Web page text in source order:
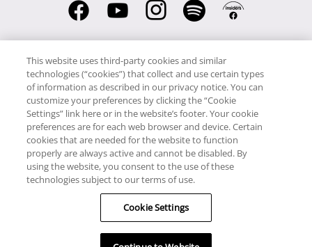
01 41 91 96 52
RCI:
044 800 9108 (Suisse)
RCI Voyages:
01 41 91 96 53
Copyright © RCI Europe. Tous droits réservés. Ce site Web est
possédé, contrôlé et géré par RCI Europe, The Business Exchange,
Rockingham Road, Kettering, Northants, NN16 8JX, Royaume-Uni.
Numéro d'immatriculation : 1148410
This website uses third-party cookies and similar
technologies (“cookies”) that collect and use certain types
of information as described in our privacy notice. You can
customize your preferences by clicking the “Cookie
Settings” link here or in the website’s footer. Your cookie
preferences are for each web browser and device. Certain
cookies that are needed for the website to function
properly are always active and cannot be disabled. By
using the website, you consent to the use of these
technologies subject to our terms of use.
Cookie Settings